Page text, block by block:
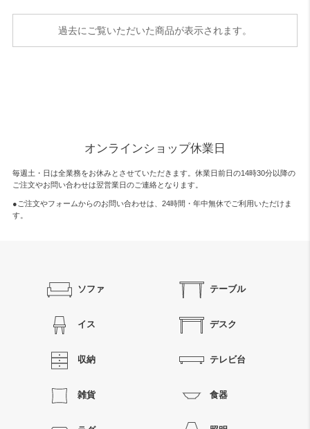
過去にご覧いただいた商品が表示されます。
オンラインショップ休業日
毎週土・日は全業務をお休みとさせていただきます。休業日前日の14時30分以降の
ご注文やお問い合わせは翌営業日のご連絡となります。
●ご注文やフォームからのお問い合わせは、 24時間・年中無休でご利用いただけま
す。
ソファ テーブル
イス デスク
収納 テレビ台
雑貨 食器